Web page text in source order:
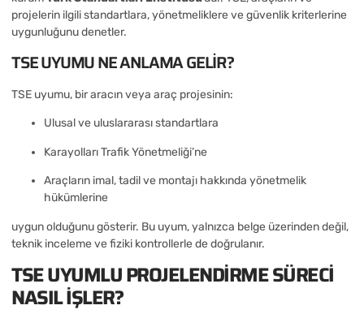
projelerin ilgili standartlara, yönetmeliklere ve güvenlik kriterlerine
uygunluğunu denetler.
TSE UYUMU NE ANLAMA GELIR?
TSE uyumu, bir aracın veya araç projesinin:
Ulusal ve uluslararası standartlara
Karayolları Trafik Yönetmeliği’ne
Araçların imal, tadil ve montajı hakkında yönetmelik
hükümlerine
uygun olduğunu gösterir. Bu uyum, yalnızca belge üzerinden değil,
teknik inceleme ve fiziki kontrollerle de doğrulanır.
TSE UYUMLU PROJELENDIRME SÜRECI
NASIL IŞLER?